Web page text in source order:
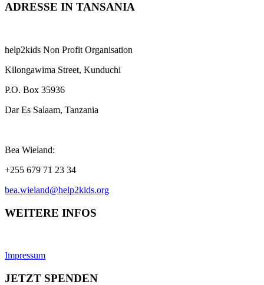
ADRESSE IN TANSANIA
help2kids Non Profit Organisation
Kilongawima Street, Kunduchi
P.O. Box 35936
Dar Es Salaam, Tanzania
Bea Wieland:
+255 679 71 23 34
bea.wieland@help2kids.org
WEITERE INFOS
Impressum
JETZT SPENDEN